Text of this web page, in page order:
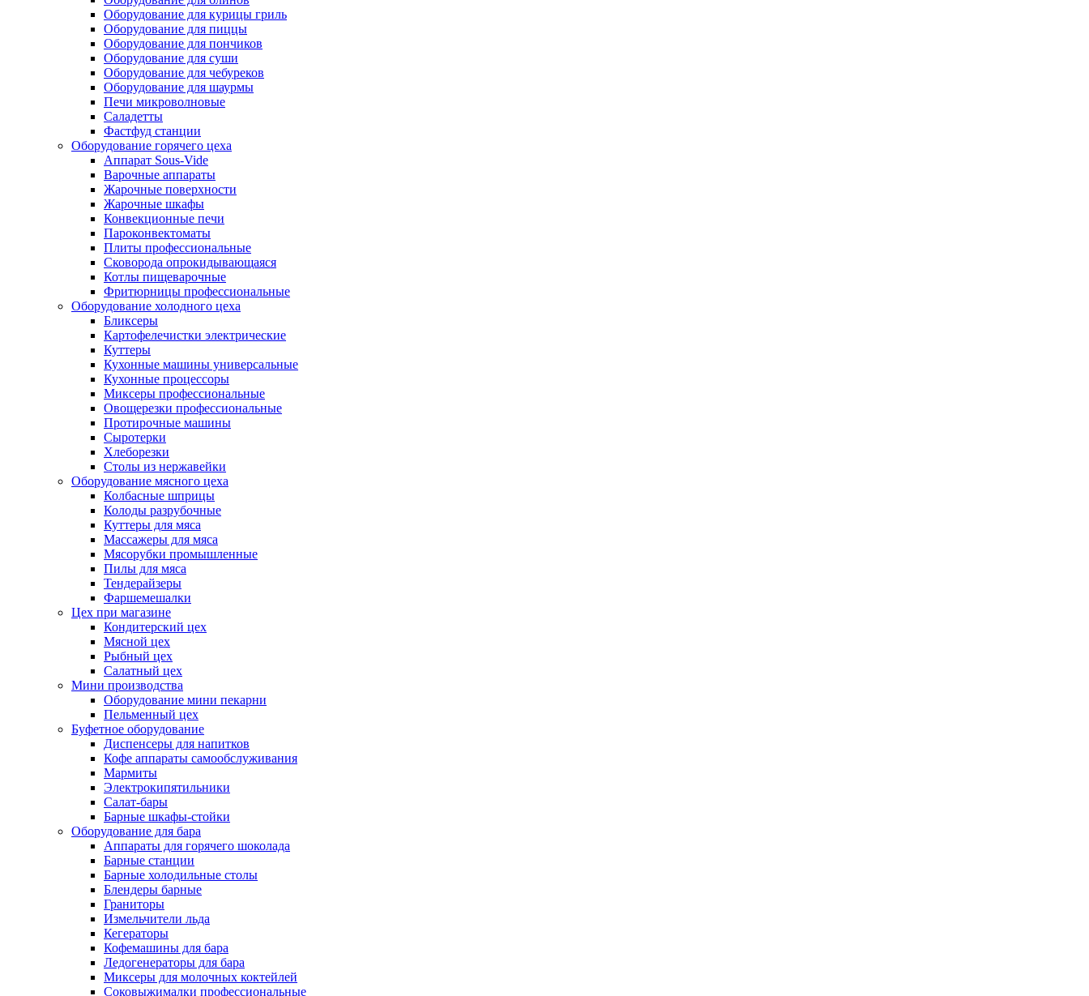
Оборудование для курицы гриль
Оборудование для пиццы
Оборудование для пончиков
Оборудование для суши
Оборудование для чебуреков
Оборудование для шаурмы
Печи микроволновые
Саладетты
Фастфуд станции
Оборудование горячего цеха
Аппарат Sous-Vide
Варочные аппараты
Жарочные поверхности
Жарочные шкафы
Конвекционные печи
Пароконвектоматы
Плиты профессиональные
Сковорода опрокидывающаяся
Котлы пищеварочные
Фритюрницы профессиональные
Оборудование холодного цеха
Бликсеры
Картофелечистки электрические
Куттеры
Кухонные машины универсальные
Кухонные процессоры
Миксеры профессиональные
Овощерезки профессиональные
Протирочные машины
Сыротерки
Хлеборезки
Столы из нержавейки
Оборудование мясного цеха
Колбасные шприцы
Колоды разрубочные
Куттеры для мяса
Массажеры для мяса
Мясорубки промышленные
Пилы для мяса
Тендерайзеры
Фаршемешалки
Цех при магазине
Кондитерский цех
Мясной цех
Рыбный цех
Салатный цех
Мини производства
Оборудование мини пекарни
Пельменный цех
Буфетное оборудование
Диспенсеры для напитков
Кофе аппараты самообслуживания
Мармиты
Электрокипятильники
Cалат-бары
Барные шкафы-стойки
Оборудование для бара
Аппараты для горячего шоколада
Барные станции
Барные холодильные столы
Блендеры барные
Граниторы
Измельчители льда
Кегераторы
Кофемашины для бара
Ледогенераторы для бара
Миксеры для молочных коктейлей
Соковыжималки профессиональные